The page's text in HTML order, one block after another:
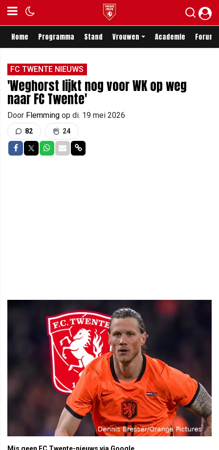
Home Programma Stand Vrouwen Academie Forum
FC TWENTE NIEUWS
'Weghorst lijkt nog voor WK op weg
naar FC Twente'
Door Flemming op di. 19 mei 2026
82 24
Delen op Facebook
Delen op Twitter
Delen op Whatsapp
Delen via Mail
Delen via link